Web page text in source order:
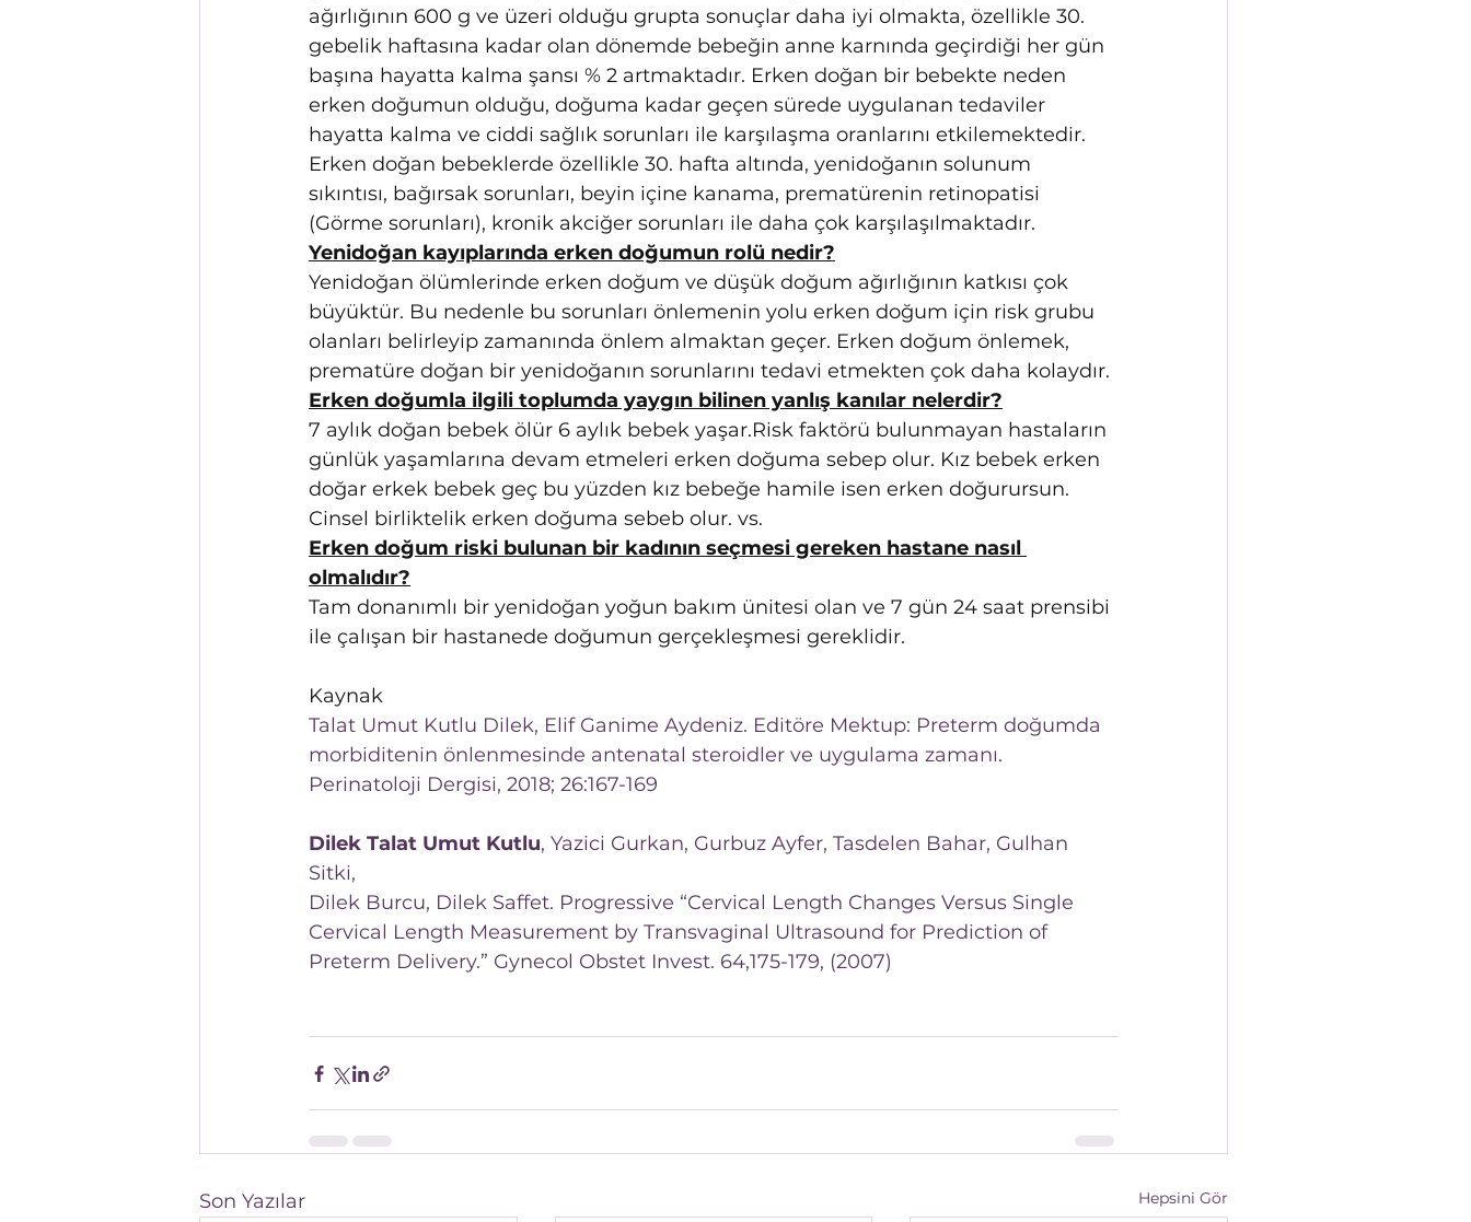
ağırlığının 600 g ve üzeri olduğu grupta sonuçlar daha iyi olmakta, özellikle 30.
gebelik haftasına kadar olan dönemde bebeğin anne karnında geçirdiği her gün
başına hayatta kalma şansı % 2 artmaktadır. Erken doğan bir bebekte neden
erken doğumun olduğu, doğuma kadar geçen sürede uygulanan tedaviler
hayatta kalma ve ciddi sağlık sorunları ile karşılaşma oranlarını etkilemektedir.
Erken doğan bebeklerde özellikle 30. hafta altında, yenidoğanın solunum
sıkıntısı, bağırsak sorunları, beyin içine kanama, prematürenin retinopatisi
(Görme sorunları), kronik akciğer sorunları ile daha çok karşılaşılmaktadır.
Yenidoğan kayıplarında erken doğumun rolü nedir?
Yenidoğan ölümlerinde erken doğum ve düşük doğum ağırlığının katkısı çok
büyüktür. Bu nedenle bu sorunları önlemenin yolu erken doğum için risk grubu
olanları belirleyip zamanında önlem almaktan geçer. Erken doğum önlemek,
prematüre doğan bir yenidoğanın sorunlarını tedavi etmekten çok daha kolaydır.
Erken doğumla ilgili toplumda yaygın bilinen yanlış kanılar nelerdir?
7 aylık doğan bebek ölür 6 aylık bebek yaşar.Risk faktörü bulunmayan hastaların
günlük yaşamlarına devam etmeleri erken doğuma sebep olur. Kız bebek erken
doğar erkek bebek geç bu yüzden kız bebeğe hamile isen erken doğurursun.
Cinsel birliktelik erken doğuma sebeb olur. vs.
Erken doğum riski bulunan bir kadının seçmesi gereken hastane nasıl
olmalıdır?
Tam donanımlı bir yenidoğan yoğun bakım ünitesi olan ve 7 gün 24 saat prensibi
ile çalışan bir hastanede doğumun gerçekleşmesi gereklidir.
Kaynak
Talat Umut Kutlu Dilek, Elif Ganime Aydeniz. Editöre Mektup: Preterm doğumda
morbiditenin önlenmesinde antenatal steroidler ve uygulama zamanı.
Perinatoloji Dergisi, 2018; 26:167-169
Dilek Talat Umut Kutlu, Yazici Gurkan, Gurbuz Ayfer, Tasdelen Bahar, Gulhan
Sitki,
Dilek Burcu, Dilek Saffet. Progressive “Cervical Length Changes Versus Single
Cervical Length Measurement by Transvaginal Ultrasound for Prediction of
Preterm Delivery.” Gynecol Obstet Invest. 64,175-179, (2007)
Son Yazılar Hepsini Gör